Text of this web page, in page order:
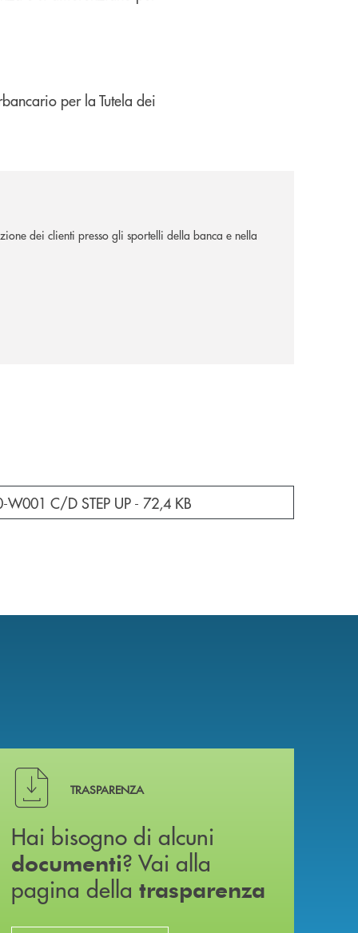
per la Tutela dei
dei clienti presso gli sportelli della banca e nella
documento in una nuova finestra
W001 C/D STEP UP - 72,4 KB
Hai bisogno di alcuni documenti ? Vai alla pagina della
TRASPARENZA
Hai bisogno di alcuni
documenti? Vai alla
pagina della trasparenza